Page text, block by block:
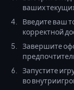
ваших
Введите ваш
корректной
Завершите
Запустите
во